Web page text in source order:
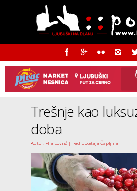
Trešnje kao
doba
Autor: Mia Lovrić | Radiopostaja Čapljina